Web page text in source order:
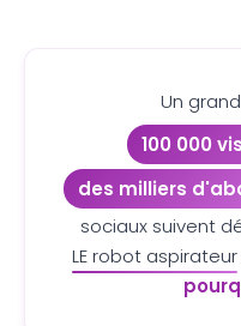
Un
100 000
des milliers
sociaux suivent
LE robot aspirateur